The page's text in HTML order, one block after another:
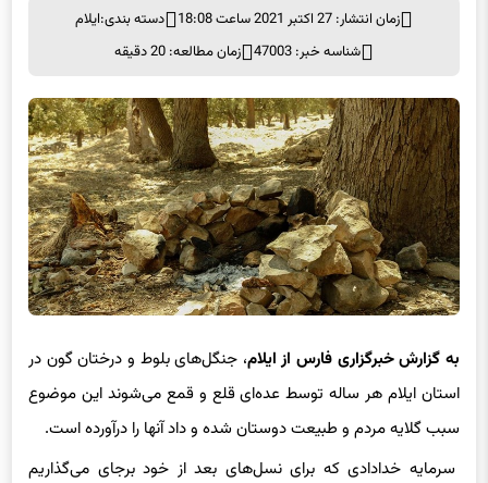
زمان انتشار: 27 اکتبر 2021 ساعت 18:08 دسته بندی:ایلام
شناسه خبر: 47003
زمان مطالعه: 20 دقیقه
به گزارش خبرگزاری فارس از ایلام، جنگل‌های بلوط و درختان گون در
استان ایلام هر ساله توسط عده‌ای قلع و قمع می‌شوند این موضوع
سبب گلایه مردم و طبیعت دوستان شده و داد آنها را درآورده است.
سرمایه خدادادی که برای نسل‌های بعد از خود برجای می‌گذاریم